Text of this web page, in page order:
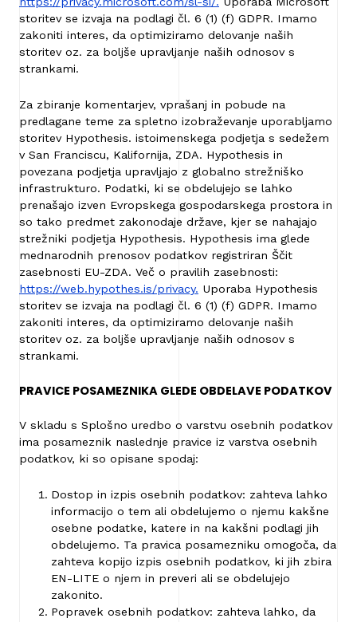
storitev se izvaja na podlagi čl. 6 (1) (f) GDPR. Imamo
zakoniti interes, da optimiziramo delovanje naših
storitev oz. za boljše upravljanje naših odnosov s
strankami.
Za zbiranje komentarjev, vprašanj in pobude na
predlagane teme za spletno izobraževanje uporabljamo
storitev Hypothesis. istoimenskega podjetja s sedežem
v San Franciscu, Kalifornija, ZDA. Hypothesis in
povezana podjetja upravljajo z globalno strežniško
infrastrukturo. Podatki, ki se obdelujejo se lahko
prenašajo izven Evropskega gospodarskega prostora in
so tako predmet zakonodaje države, kjer se nahajajo
strežniki podjetja Hypothesis. Hypothesis ima glede
mednarodnih prenosov podatkov registriran Ščit
zasebnosti EU-ZDA. Več o pravilih zasebnosti:
https://web.hypothes.is/privacy. Uporaba Hypothesis
storitev se izvaja na podlagi čl. 6 (1) (f) GDPR. Imamo
zakoniti interes, da optimiziramo delovanje naših
storitev oz. za boljše upravljanje naših odnosov s
strankami.
PRAVICE POSAMEZNIKA GLEDE OBDELAVE PODATKOV
V skladu s Splošno uredbo o varstvu osebnih podatkov
ima posameznik naslednje pravice iz varstva osebnih
podatkov, ki so opisane spodaj:
Dostop in izpis osebnih podatkov: zahteva lahko
informacijo o tem ali obdelujemo o njemu kakšne
osebne podatke, katere in na kakšni podlagi jih
obdelujemo. Ta pravica posamezniku omogoča, da
zahteva kopijo izpis osebnih podatkov, ki jih zbira
EN-LITE o njem in preveri ali se obdelujejo
zakonito.
Popravek osebnih podatkov: zahteva lahko, da